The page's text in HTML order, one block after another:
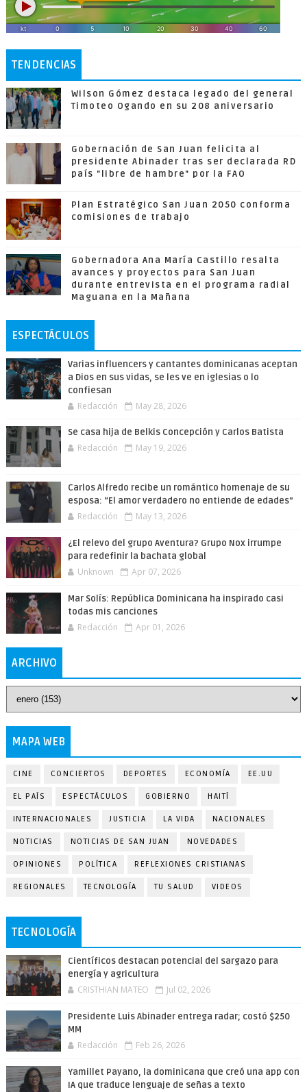
TENDENCIAS
Wilson Gómez destaca legado del general
Timoteo Ogando en su 208 aniversario
Gobernación de San Juan felicita al
presidente Abinader tras ser declarada RD
país "libre de hambre" por la FAO
Plan Estratégico San Juan 2050 conforma
comisiones de trabajo
Gobernadora Ana María Castillo resalta
avances y proyectos para San Juan
durante entrevista en el programa radial
Maguana en la Mañana
ESPECTÁCULOS
Varias influencers y cantantes dominicanas aceptan
a Dios en sus vidas, se les ve en iglesias o lo
confiesan
Redacción May 28, 2026
Se casa hija de Belkis Concepción y Carlos Batista
Redacción May 19, 2026
Carlos Alfredo recibe un romántico homenaje de su
esposa: “El amor verdadero no entiende de edades”
Redacción May 13, 2026
¿El relevo del grupo Aventura? Grupo Nox irrumpe
para redefinir la bachata global
Unknown Apr 07, 2026
Mar Solís: República Dominicana ha inspirado casi
todas mis canciones
Redacción Apr 01, 2026
ARCHIVO
MAPA WEB
CINE CONCIERTOS DEPORTES ECONOMÍA EE.UU
EL PAÍS ESPECTÁCULOS GOBIERNO HAITÍ
INTERNACIONALES JUSTICIA LA VIDA NACIONALES
NOTICIAS NOTICIAS DE SAN JUAN NOVEDADES
OPINIONES POLÍTICA REFLEXIONES CRISTIANAS
REGIONALES TECNOLOGÍA TU SALUD VIDEOS
TECNOLOGÍA
Científicos destacan potencial del sargazo para
energía y agricultura
CRISTHIAN MATEO Jul 02, 2026
Presidente Luis Abinader entrega radar; costó $250
MM
Redacción Feb 26, 2026
Yamillet Payano, la dominicana que creó una app con
IA que traduce lenguaje de señas a texto